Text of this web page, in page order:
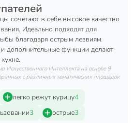
конструкция.
орехоколом.
ручки и лезвия не боятся
продуктами.
кухонные ножницы
процесс приготовления.
вскрытия упаковок или разделки
сочетают в себе высокое качество
Идеально подходят для
благодаря острым лезвиям.
дополнительные функции делают
Искусственного Интеллекта на основе 9
с различных тематических площадок
легко режут курицу4
3 острые3